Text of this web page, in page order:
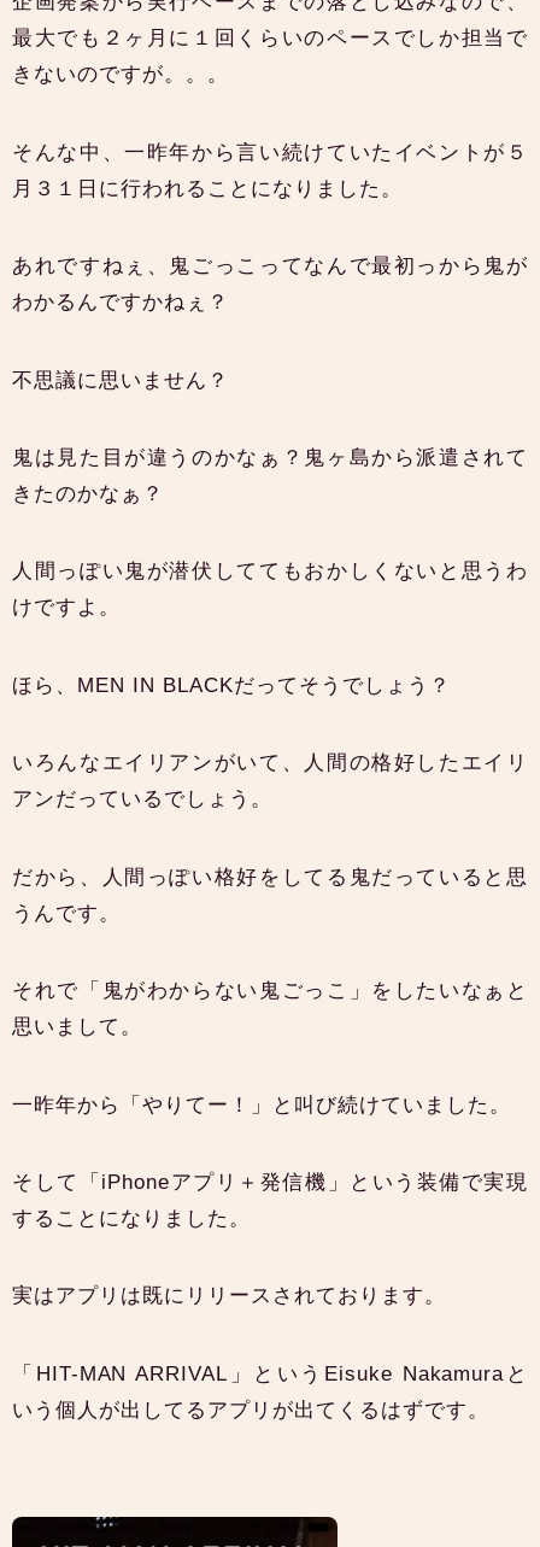
最大でも２ヶ月に１回くらいのペースでしか担当で
きないのですが。。。
そんな中、一昨年から言い続けていたイベントが５
月３１日に行われることになりました。
あれですねぇ、鬼ごっこってなんで最初っから鬼が
わかるんですかねぇ？
不思議に思いません？
鬼は見た目が違うのかなぁ？鬼ヶ島から派遣されて
きたのかなぁ？
人間っぽい鬼が潜伏しててもおかしくないと思うわ
けですよ。
ほら、MEN IN BLACKだってそうでしょう？
いろんなエイリアンがいて、人間の格好したエイリ
アンだっているでしょう。
だから、人間っぽい格好をしてる鬼だっていると思
うんです。
それで「鬼がわからない鬼ごっこ」をしたいなぁと
思いまして。
一昨年から「やりてー！」と叫び続けていました。
そして「iPhoneアプリ＋発信機」という装備で実現
することになりました。
実はアプリは既にリリースされております。
「HIT-MAN ARRIVAL」というEisuke Nakamuraと
いう個人が出してるアプリが出てくるはずです。